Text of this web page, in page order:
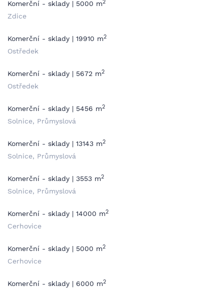
Komerční - sklady | 5000 m2
Zdice
Komerční - sklady | 19910 m2
Ostředek
Komerční - sklady | 5672 m2
Ostředek
Komerční - sklady | 5456 m2
Solnice, Průmyslová
Komerční - sklady | 13143 m2
Solnice, Průmyslová
Komerční - sklady | 3553 m2
Solnice, Průmyslová
Komerční - sklady | 14000 m2
Cerhovice
Komerční - sklady | 5000 m2
Cerhovice
Komerční - sklady | 6000 m2